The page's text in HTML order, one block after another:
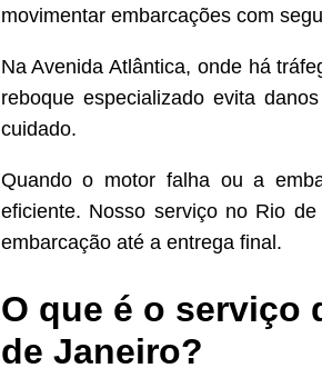
movimentar embarcações com
Na Avenida Atlântica, onde há
reboque especializado evita
cuidado.
Quando o motor falha ou a
eficiente. Nosso serviço no Rio
embarcação até a entrega final.
O que é o serviço
de Janeiro?